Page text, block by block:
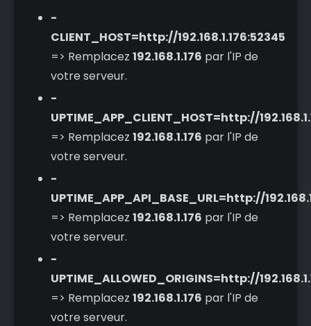
-
CLIENT_HOST=http://192.168.1.176:52345
=> Remplacez 192.168.1.176 par l'IP de
votre serveur.
-
UPTIME_APP_CLIENT_HOST=http://
=> Remplacez 192.168.1.176 par l'IP de
votre serveur.
-
UPTIME_APP_API_BASE_URL=http://
=> Remplacez 192.168.1.176 par l'IP de
votre serveur.
-
UPTIME_ALLOWED_ORIGINS=http://
=> Remplacez 192.168.1.176 par l'IP de
votre serveur.